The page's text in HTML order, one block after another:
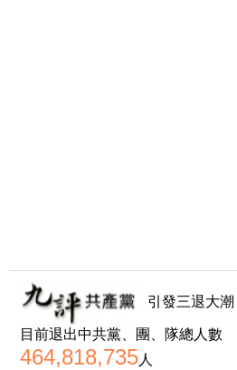
引發三退大潮
目前退出中共黨、團、隊總人數
464,818,735人